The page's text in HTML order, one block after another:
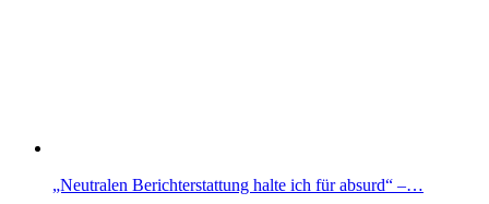
„Neutralen Berichterstattung halte ich für absurd“ –…